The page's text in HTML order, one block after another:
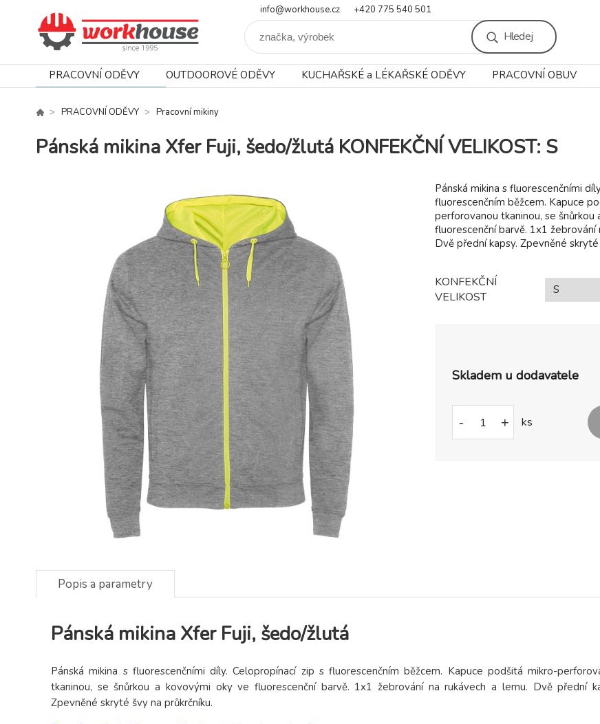
info@workhouse.cz +420 775 540 501
Hledej
PRACOVNÍ ODĚVY OUTDOOROVÉ ODĚVY KUCHAŘSKÉ a LÉKAŘSKÉ ODĚVY PRACOVNÍ OBUV
PRACOVNÍ ODĚVY Pracovní mikiny
Pánská mikina Xfer Fuji, šedo/žlutá KONFEKČNÍ VELIKOST: S
Pánská mikina s fluorescenčními
fluorescenčním běžcem. Kapuce
perforovanou tkaninou, se šnůrkou
fluorescenční barvě. 1x1 žebrování
Dvě přední kapsy. Zpevněné skryté
KONFEKČNÍ
VELIKOST
Skladem u dodavatele
- + ks
Popis a parametry
Pánská mikina Xfer Fuji, šedo/žlutá
Pánská mikina s fluorescenčními díly. Celopropínací zip s fluorescenčním běžcem. Kapuce podšitá mikro-
tkaninou, se šnůrkou a kovovými oky ve fluorescenční barvě. 1x1 žebrování na rukávech a lemu. Dvě přední
Zpevněné skryté švy na průkrčníku.